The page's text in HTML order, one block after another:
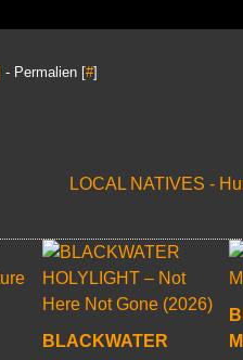
- Permalien [#]
LOCAL NATIVES -
BLACKWATER